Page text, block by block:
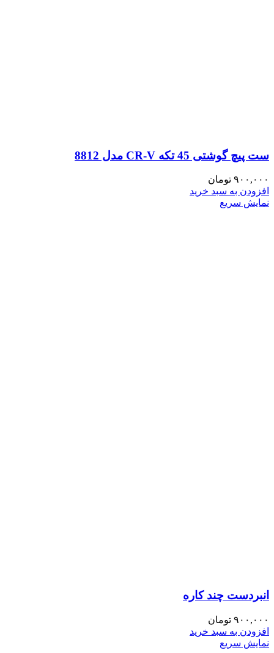
ست پیچ گوشتی 45 تکه CR-V مدل 8812
۹۰۰,۰۰۰ تومان
افزودن به سبد خرید
نمایش سریع
انبردست چند کاره
۹۰۰,۰۰۰ تومان
افزودن به سبد خرید
نمایش سریع